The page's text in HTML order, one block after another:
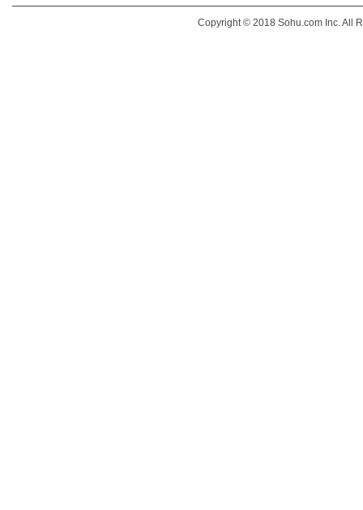
Copyright © 2018 Sohu.com Inc. All